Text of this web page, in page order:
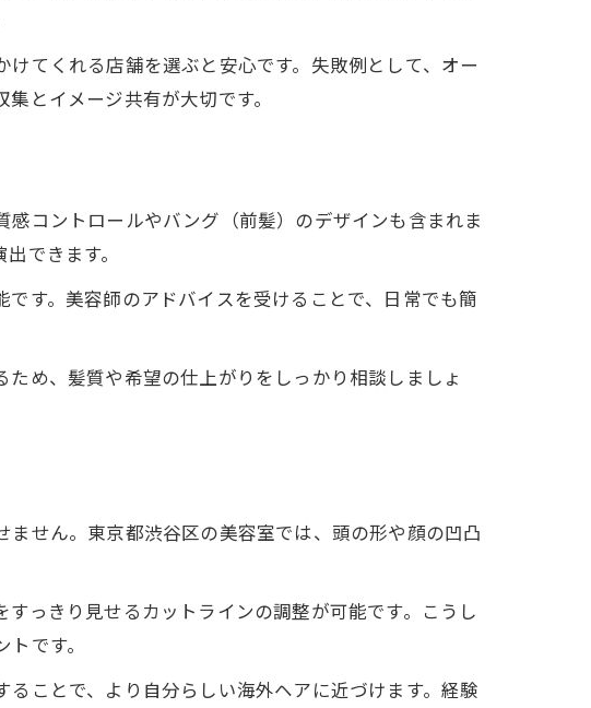
会う
基本
ト入門
る理由
てくれる店舗を選ぶと安心です。失敗例として、オー
とイメージ共有が大切です。
コントロールやバング（前髪）のデザインも含まれま
できます。
す。美容師のアドバイスを受けることで、日常でも簡
め、髪質や希望の仕上がりをしっかり相談しましょ
せん。東京都渋谷区の美容室では、頭の形や顔の凹凸
っきり見せるカットラインの調整が可能です。こうし
です。
ことで、より自分らしい海外ヘアに近づけます。経験